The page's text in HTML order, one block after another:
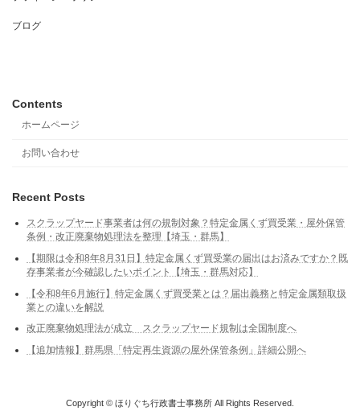
ブログ
Contents
ホームページ
お問い合わせ
Recent Posts
スクラップヤード事業者は何の規制対象？特定金属くず買受業・屋外保管
条例・改正廃棄物処理法を整理【埼玉・群馬】
【期限は令和8年8月31日】特定金属くず買受業の届出はお済みですか？既
存事業者が今確認したいポイント【埼玉・群馬対応】
【令和8年6月施行】特定金属くず買受業とは？届出義務と特定金属類取扱
業との違いを解説
改正廃棄物処理法が成立 スクラップヤード規制は全国制度へ
【追加情報】群馬県「特定再生資源の屋外保管条例」詳細公開へ
Copyright © ほりぐち行政書士事務所 All Rights Reserved.